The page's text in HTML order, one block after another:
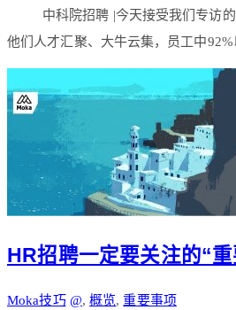
中科院招聘 |今天接受我们专访
他们人才汇聚、大牛云集，员工中
HR招聘一定要关注的“
Moka技巧 @,概览,重要事项